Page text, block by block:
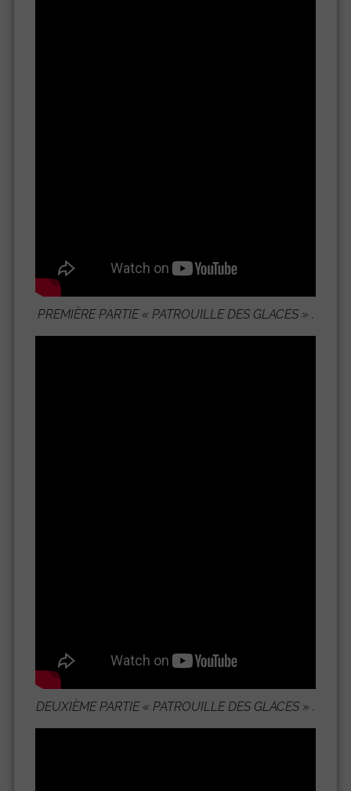
PREMIÈRE PARTIE « PATROUILLE DES GLACES» .
DEUXIÈME PARTIE « PATROUILLE DES GLACES » .